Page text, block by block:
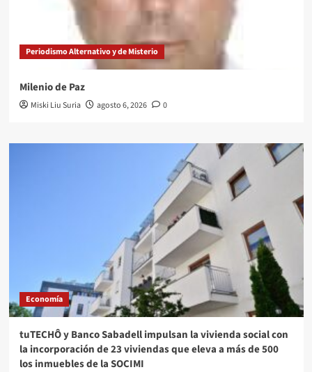
Periodismo Alternativo y de Misterio
Milenio de Paz
Miski Liu Suria agosto 6, 2026 0
Economía
tuTECHÔ y Banco Sabadell impulsan la vivienda social con
la incorporación de 23 viviendas que eleva a más de 500
los inmuebles de la SOCIMI